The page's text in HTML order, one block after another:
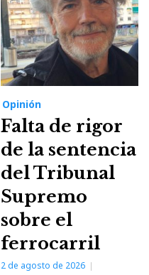
Opinión
Falta de rigor
de la sentencia
del Tribunal
Supremo
sobre el
ferrocarril
2 de agosto de 2026